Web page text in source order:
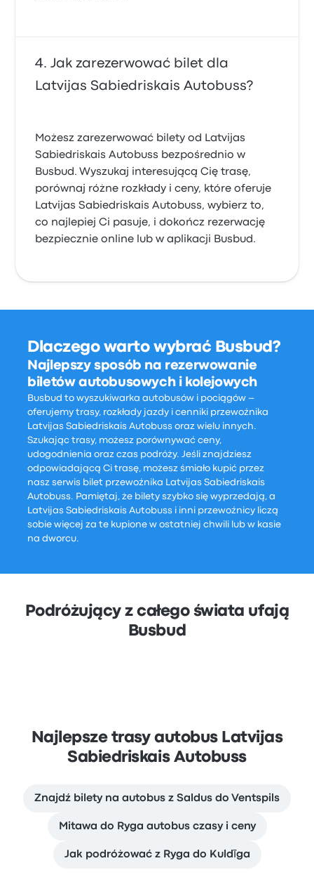
Jak zarezerwować bilet dla
Latvijas Sabiedriskais Autobuss?
Możesz zarezerwować bilety od Latvijas
Sabiedriskais Autobuss bezpośrednio w
Busbud. Wyszukaj interesującą Cię trasę,
porównaj różne rozkłady i ceny, które oferuje
Latvijas Sabiedriskais Autobuss, wybierz to,
co najlepiej Ci pasuje, i dokończ rezerwację
bezpiecznie online lub w aplikacji Busbud.
Dlaczego warto wybrać Busbud?
Najlepszy sposób na rezerwowanie
biletów autobusowych i kolejowych
Busbud to wyszukiwarka autobusów i pociągów –
oferujemy trasy, rozkłady jazdy i cenniki przewoźnika
Latvijas Sabiedriskais Autobuss oraz wielu innych.
Szukając trasy, możesz porównywać ceny,
udogodnienia oraz czas podróży. Jeśli znajdziesz
odpowiadającą Ci trasę, możesz śmiało kupić przez
nasz serwis bilet przewoźnika Latvijas Sabiedriskais
Autobuss. Pamiętaj, że bilety szybko się wyprzedają, a
Latvijas Sabiedriskais Autobuss i inni przewoźnicy liczą
sobie więcej za te kupione w ostatniej chwili lub w kasie
na dworcu.
Podróżujący z całego świata ufają
Busbud
Najlepsze trasy autobus Latvijas
Sabiedriskais Autobuss
Znajdź bilety na autobus z Saldus do Ventspils
Mitawa do Ryga autobus czasy i ceny
Jak podróżować z Ryga do Kuldīga